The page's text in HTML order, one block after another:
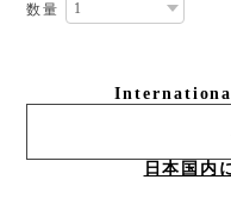
数量
日本国内